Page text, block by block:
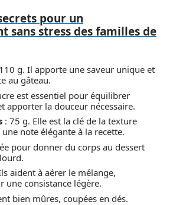
pour un
sans stress des familles de
g. Il apporte une saveur unique et
au gâteau.
est essentiel pour équilibrer
apporter la douceur nécessaire.
: 75 g. Elle est la clé de la texture
note élégante à la recette.
pour donner du corps au dessert
aident à aérer le mélange,
une consistance légère.
bien mûres, coupées en dés.